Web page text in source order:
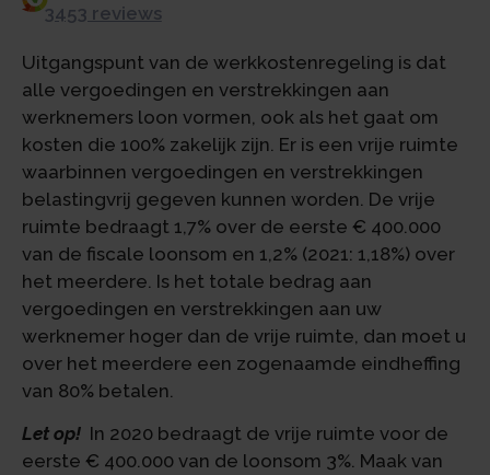
3453 reviews
Uitgangspunt van de werkkostenregeling is dat
alle vergoedingen en verstrekkingen aan
werknemers loon vormen, ook als het gaat om
kosten die 100% zakelijk zijn. Er is een vrije ruimte
waarbinnen vergoedingen en verstrekkingen
belastingvrij gegeven kunnen worden. De vrije
ruimte bedraagt 1,7% over de eerste € 400.000
van de fiscale loonsom en 1,2% (2021: 1,18%) over
het meerdere. Is het totale bedrag aan
vergoedingen en verstrekkingen aan uw
werknemer hoger dan de vrije ruimte, dan moet u
over het meerdere een zogenaamde eindheffing
van 80% betalen.
Let op! In 2020 bedraagt de vrije ruimte voor de
eerste € 400.000 van de loonsom 3%. Maak van